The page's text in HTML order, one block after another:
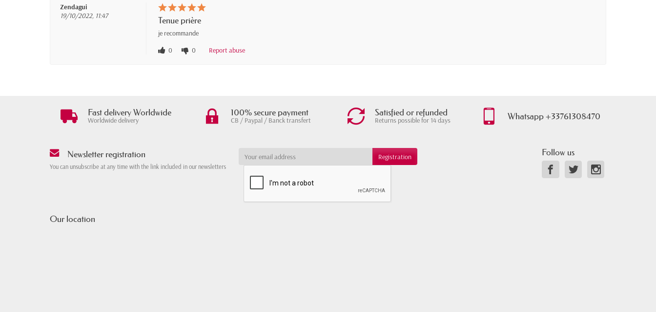
Zendagui
19/10/2022, 11:47
Tenue prière
je recommande
0
0 Report abuse
Fast delivery Worldwide
Worldwide delivery
100% secure payment
CB / Paypal / Banck transfert
Satisfied or refunded
Returns possible for 14 days Whatsapp +33761308470
Newsletter registration
You can unsubscribe at any time with the link included in our newsletters
Follow us
Our location